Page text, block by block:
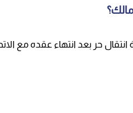
حر بعد انتهاء عقده مع